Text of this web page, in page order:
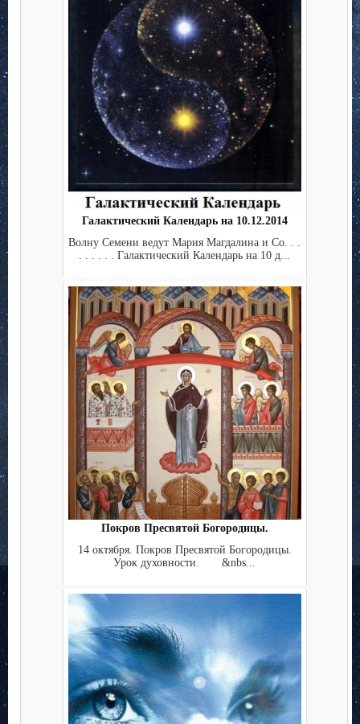
Галактический Календарь на 10.12.2014
Волну Семени ведут Мария Магдалина и Co. . .
. . . . . . Галактический Календарь на 10 д...
Покров Пресвятой Богородицы.
14 октября. Покров Пресвятой Богородицы.
Урок духовности. &nbs...